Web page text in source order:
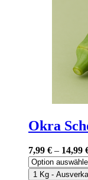
Okra
7,99 € – 14,99
1 Kg -